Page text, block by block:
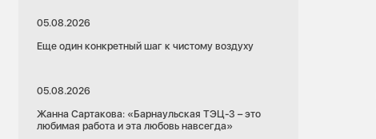
05.08.2026
Еще один конкретный шаг к чистому воздуху
05.08.2026
Жанна Сартакова: «Барнаульская ТЭЦ-3 – это
любимая работа и эта любовь навсегда»